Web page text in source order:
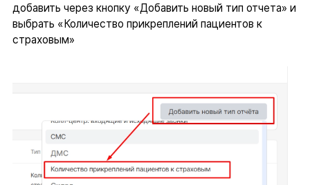
добавить через кнопку «Добавить новый тип отчета» и
выбрать «Количество прикреплений пациентов к
страховым»